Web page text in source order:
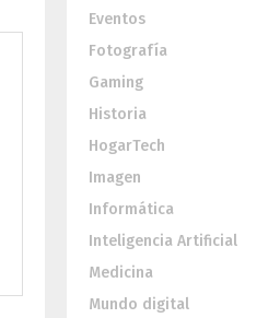
Eventos
Fotografía
Gaming
Historia
HogarTech
Imagen
Informática
Inteligencia Artificial
Medicina
Mundo digital